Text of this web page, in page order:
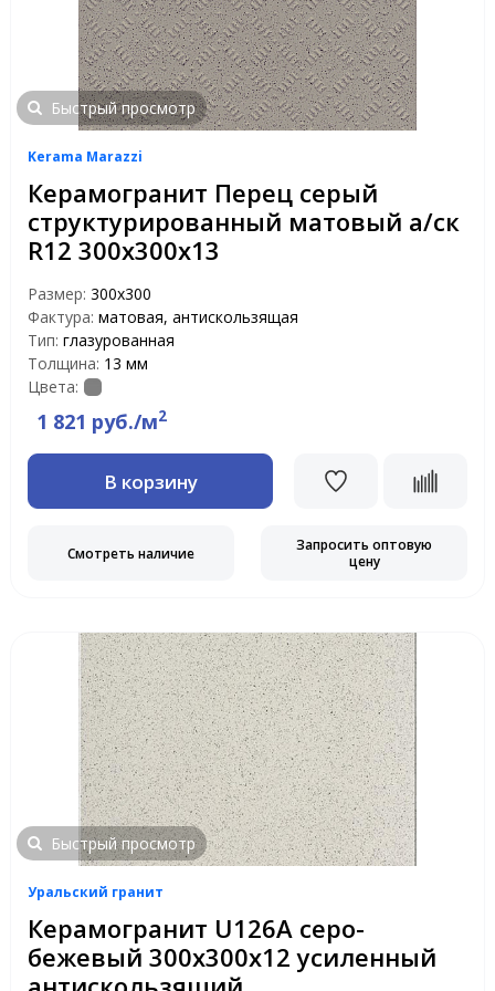
Быстрый просмотр
Kerama Marazzi
Керамогранит Перец серый
структурированный матовый а/ск
R12 300х300х13
Размер: 300х300
Фактура: матовая, антискользящая
Тип: глазурованная
Толщина: 13 мм
Цвета:
1 821 руб./м2
В корзину
Смотреть наличие
Запросить оптовую
цену
Быстрый просмотр
Уральский гранит
Керамогранит U126A серо-
бежевый 300х300х12 усиленный